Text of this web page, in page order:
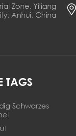
Zone, Yijiang
Anhui, China
TAGS
Schwarzes